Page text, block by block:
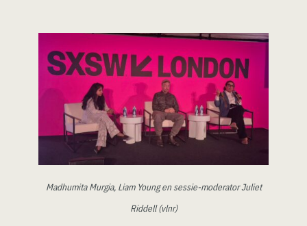
Madhumita Murgia, Liam Young en sessie-moderator Juliet
Riddell (vlnr)